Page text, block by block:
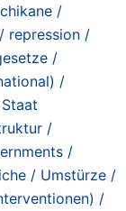
/
repression /
/
/
Staat
/
/
/ Umstürze /
/